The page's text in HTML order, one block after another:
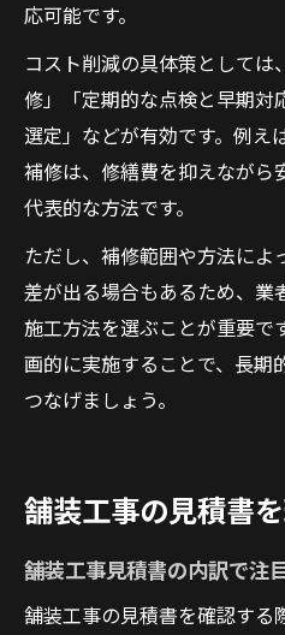
応可能です。
コスト削減の具体策として
修」「定期的な点検と早期対
選定」などが有効です。例え
補修は、修繕費を抑えながら
代表的な方法です。
ただし、補修範囲や方法によ
差が出る場合もあるため、業
施工方法を選ぶことが重要で
画的に実施することで、長期
つなげましょう。
舗装工事の見積書
舗装工事見積書の内訳で注
舗装工事の見積書を確認する